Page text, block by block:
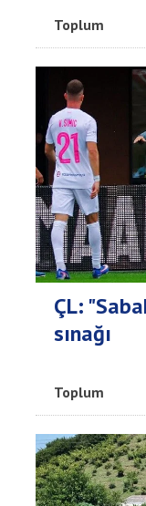
Toplum
ÇL:
sınağı
Toplum